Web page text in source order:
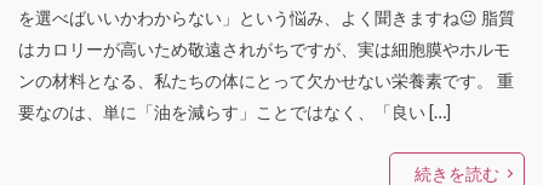
を選べばいいかわからない」という悩み、よく聞きますね😉 脂質
はカロリーが高いため敬遠されがちですが、実は細胞膜やホルモ
ンの材料となる、私たちの体にとって欠かせない栄養素です。 重
要なのは、単に「油を減らす」ことではなく、「良い […]
続きを読む